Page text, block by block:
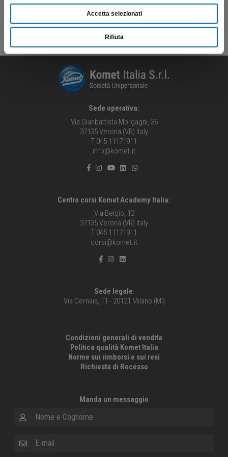
Accetta selezionati
Rifiuta
Scopri di più
Sede operativa:
Via Gianbattista Morgagni, 36
37135 Verona (VR) Italy
T 045 11171911
info@komet.it
Centro corsi Komet Academy Italia:
Via Belgio, 12
37135 Verona (VR) Italy
T 045 11171911
corsi@komet.it
Sede legale:
Via Cernaia, 11 - 20121 Milano (MI)
Condizioni generali di vendita
Politica qualità Komet Italia
Norme sui rimborsi e sui resi
Richiesta di Recesso
Manda un messaggio